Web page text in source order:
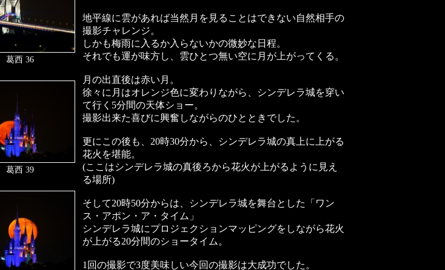
葛西 36
葛西 39
地平線に雲があれば当然月を見ることはできない自然相手の
撮影チャレンジ。
しかも梅雨に入るか入らないかの微妙な日程。
それでも運が味方し、雲ひとつ無い空に月が上がってくる。
月の出直後は赤い月。
徐々に月はオレンジ色に変わりながら、シンデレラ城を穿い
て行く5分間の天体ショー。
撮影出来た喜びに興奮しながらのひとときでした。
更にこの後も、20時30分から、シンデレラ城の真上に上がる
花火を堪能。
(ここはシンデレラ城の真後ろから花火が上がるように見え
る場所)
そして20時50分からは、シンデレラ城を舞台とした「ワン
ス・アポン・ア・タイム」
シンデレラ城にプロジェクションマッピングをしながら花火
が上がる20分間のショータイム。
1回の撮影で3度美味しい今回の撮影は大成功でした。